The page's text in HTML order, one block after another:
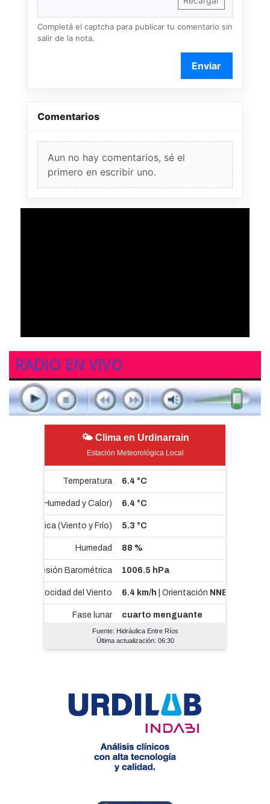
Completá el captcha para publicar tu comentario sin
salir de la nota.
Enviar
Comentarios
Aun no hay comentarios, sé el
primero en escribir uno.
RADIO EN VIVO
🌤 Clima en Urdinarrain
Estación Meteorológica Local
Fuente: Hidráulica Entre Ríos
Última actualización: 06:30